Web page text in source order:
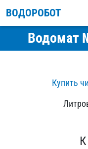
ВОДОРОБОТ
Водомат
Купить